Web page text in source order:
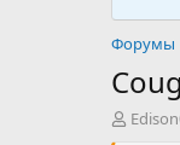
Форумы
А